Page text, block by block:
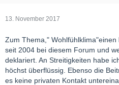
13. November 2017
Zum Thema,"
seit 2004 bei diesem Forum und
deklariert. An Streitigkeiten habe
höchst überflüssig. Ebenso die
es keine privaten Kontakt